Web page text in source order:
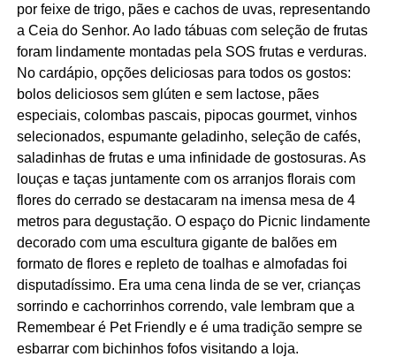
por feixe de trigo, pães e cachos de uvas, representando
a Ceia do Senhor. Ao lado tábuas com seleção de frutas
foram lindamente montadas pela SOS frutas e verduras.
No cardápio, opções deliciosas para todos os gostos:
bolos deliciosos sem glúten e sem lactose, pães
especiais, colombas pascais, pipocas gourmet, vinhos
selecionados, espumante geladinho, seleção de cafés,
saladinhas de frutas e uma infinidade de gostosuras. As
louças e taças juntamente com os arranjos florais com
flores do cerrado se destacaram na imensa mesa de 4
metros para degustação. O espaço do Picnic lindamente
decorado com uma escultura gigante de balões em
formato de flores e repleto de toalhas e almofadas foi
disputadíssimo. Era uma cena linda de se ver, crianças
sorrindo e cachorrinhos correndo, vale lembram que a
Remembear é Pet Friendly e é uma tradição sempre se
esbarrar com bichinhos fofos visitando a loja.